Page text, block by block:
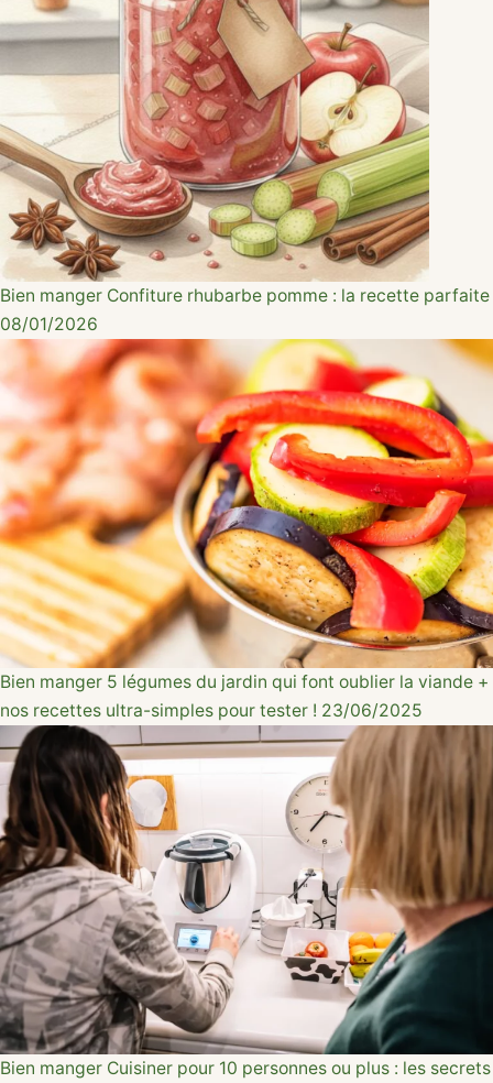
Bien manger Confiture rhubarbe pomme : la recette parfaite
08/01/2026
Bien manger 5 légumes du jardin qui font oublier la viande +
nos recettes ultra-simples pour tester ! 23/06/2025
Bien manger Cuisiner pour 10 personnes ou plus : les secrets